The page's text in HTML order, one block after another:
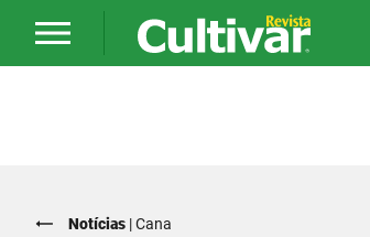
Notícias |Cana